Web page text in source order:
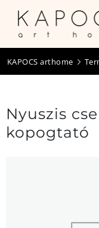
KAPOCS arthome
Nyuszis
kopogtató